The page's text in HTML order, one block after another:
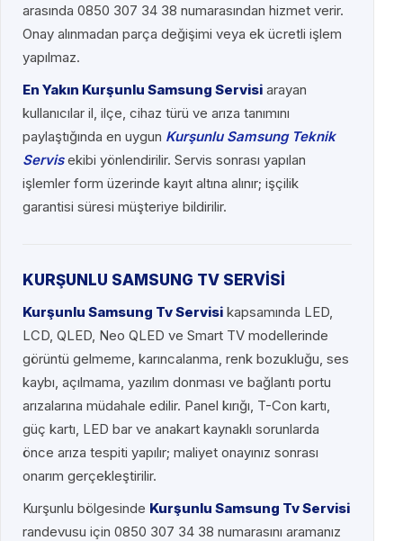
arasında 0850 307 34 38 numarasından hizmet verir.
Onay alınmadan parça değişimi veya ek ücretli işlem
yapılmaz.
En Yakın Kurşunlu Samsung Servisi arayan
kullanıcılar il, ilçe, cihaz türü ve arıza tanımını
paylaştığında en uygun Kurşunlu Samsung Teknik
Servisekibi yönlendirilir. Servis sonrası yapılan
işlemler form üzerinde kayıt altına alınır; işçilik
garantisi süresi müşteriye bildirilir.
KURŞUNLU SAMSUNG TV SERVİSİ
Kurşunlu Samsung Tv Servisi kapsamında LED,
LCD, QLED, Neo QLED ve Smart TV modellerinde
görüntü gelmeme, karıncalanma, renk bozukluğu, ses
kaybı, açılmama, yazılım donması ve bağlantı portu
arızalarına müdahale edilir. Panel kırığı, T-Con kartı,
güç kartı, LED bar ve anakart kaynaklı sorunlarda
önce arıza tespiti yapılır; maliyet onayınız sonrası
onarım gerçekleştirilir.
Kurşunlu bölgesinde Kurşunlu Samsung Tv Servisi
randevusu için 0850 307 34 38 numarasını aramanız